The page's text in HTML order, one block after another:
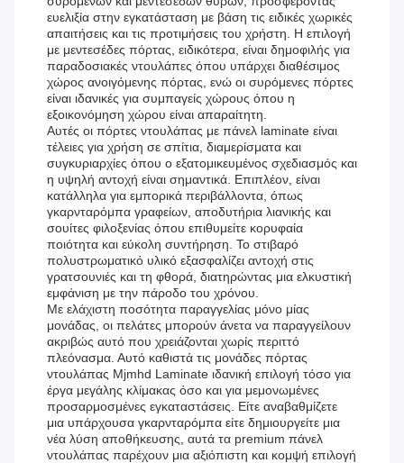
ευελιξία στην εγκατάσταση με βάση τις ειδικές χωρικές
απαιτήσεις και τις προτιμήσεις του χρήστη. Η επιλογή
με μεντεσέδες πόρτας, ειδικότερα, είναι δημοφιλής για
παραδοσιακές ντουλάπες όπου υπάρχει διαθέσιμος
χώρος ανοιγόμενης πόρτας, ενώ οι συρόμενες πόρτες
είναι ιδανικές για συμπαγείς χώρους όπου η
εξοικονόμηση χώρου είναι απαραίτητη.
Αυτές οι πόρτες ντουλάπας με πάνελ laminate είναι
τέλειες για χρήση σε σπίτια, διαμερίσματα και
συγκυριαρχίες όπου ο εξατομικευμένος σχεδιασμός και
η υψηλή αντοχή είναι σημαντικά. Επιπλέον, είναι
κατάλληλα για εμπορικά περιβάλλοντα, όπως
γκαρνταρόμπα γραφείων, αποδυτήρια λιανικής και
σουίτες φιλοξενίας όπου επιθυμείτε κορυφαία
ποιότητα και εύκολη συντήρηση. Το στιβαρό
πολυστρωματικό υλικό εξασφαλίζει αντοχή στις
γρατσουνιές και τη φθορά, διατηρώντας μια ελκυστική
εμφάνιση με την πάροδο του χρόνου.
Με ελάχιστη ποσότητα παραγγελίας μόνο μίας
μονάδας, οι πελάτες μπορούν άνετα να παραγγείλουν
ακριβώς αυτό που χρειάζονται χωρίς περιττό
πλεόνασμα. Αυτό καθιστά τις μονάδες πόρτας
ντουλάπας Mjmhd Laminate ιδανική επιλογή τόσο για
έργα μεγάλης κλίμακας όσο και για μεμονωμένες
προσαρμοσμένες εγκαταστάσεις. Είτε αναβαθμίζετε
μια υπάρχουσα γκαρνταρόμπα είτε δημιουργείτε μια
νέα λύση αποθήκευσης, αυτά τα premium πάνελ
ντουλάπας παρέχουν μια αξιόπιστη και κομψή επιλογή